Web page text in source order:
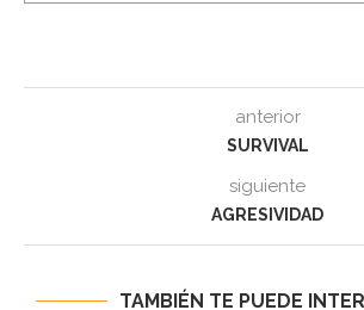
anterior
SURVIVAL
siguiente
AGRESIVIDAD
TAMBIÉN TE PUEDE